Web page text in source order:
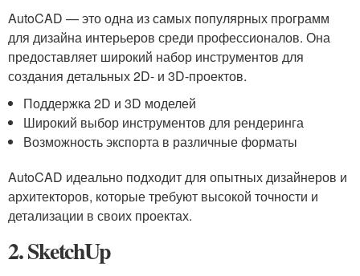
AutoCAD — это одна из самых популярных программ
для дизайна интерьеров среди профессионалов. Она
предоставляет широкий набор инструментов для
создания детальных 2D- и 3D-проектов.
Поддержка 2D и 3D моделей
Широкий выбор инструментов для рендеринга
Возможность экспорта в различные форматы
AutoCAD идеально подходит для опытных дизайнеров и
архитекторов, которые требуют высокой точности и
детализации в своих проектах.
2. SketchUp